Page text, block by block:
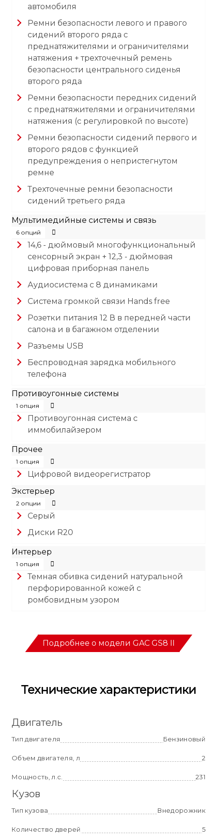
автомобиля
Ремни безопасности левого и правого
сидений второго ряда с
преднатяжителями и ограничителями
натяжения + трехточечный ремень
безопасности центрального сиденья
второго ряда
Ремни безопасности передних сидений
с преднатяжителями и ограничителями
натяжения (с регулировкой по высоте)
Ремни безопасности сидений первого и
второго рядов с функцией
предупреждения о непристегнутом
ремне
Трехточечные ремни безопасности
сидений третьего ряда
Мультимедийные системы и связь
6 опций
14,6 - дюймовый многофункциональный
сенсорный экран + 12,3 - дюймовая
цифровая приборная панель
Аудиосистема с 8 динамиками
Система громкой связи Hands free
Розетки питания 12 В в передней части
салона и в багажном отделении
Разъемы USB
Беспроводная зарядка мобильного
телефона
Противоугонные системы
1 опция
Противоугонная система с
иммобилайзером
Прочее
1 опция
Цифровой видеорегистратор
Экстерьер
2 опции
Серый
Диски R20
Интерьер
1 опция
Темная обивка сидений натуральной
перфорированной кожей с
ромбовидным узором
Подробнее о модели GAC GS8 II
Технические характеристики
Двигатель
Тип двигателя Бензиновый
Объем двигателя, л 2
Мощность, л.с. 231
Кузов
Тип кузова Внедорожник
Количество дверей 5